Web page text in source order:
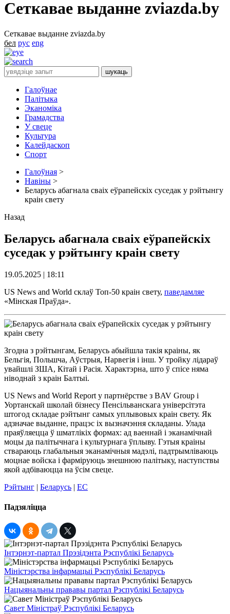
Сеткавае выданне zviazda.by
Сеткавае выданне zviazda.by
бел рус eng
Галоўнае
Палітыка
Эканоміка
Грамадства
У свеце
Культура
Калейдаскоп
Спорт
Галоўная >
Навіны >
Беларусь абагнала сваіх еўрапейскіх суседак у рэйтынгу
краін свету
Назад
Беларусь абагнала сваіх еўрапейскіх
суседак у рэйтынгу краін свету
19.05.2025 | 18:11
US News and World склаў Топ-50 краін свету, паведамляе
«Мінская Праўда».
Згодна з рэйтынгам, Беларусь абыйшла такія краіны, як
Бельгія, Польшча, Аўстрыя, Нарвегія і інш. У тройку лідараў
увайшлі ЗША, Кітай і Расія. Характэрна, што ў спісе няма
ніводнай з краін Балтыі.
US News and World Report у партнёрстве з BAV Group і
Уортанскай школай бізнесу Пенсільванскага універсітэта
штогод складае рэйтынг самых уплывовых краін свету. Як
адзначае выданне, працэс іх вызначэння складаны. Улада
праяўляецца ў шматлікіх формах: ад ваеннай і эканамічнай
моцы да палітычнага і культурнага ўплыву. Гэтыя краіны
ствараюць глабальныя эканамічныя мадэлі, падтрымліваюць
моцнае войска і фарміруюць знешнюю палітыку, наступствы
якой адбіваюцца на ўсім свеце.
Рэйтынг | Беларусь | ЕС
Падзяліцца
Інтэрнэт-партал Прэзідэнта Рэспублікі Беларусь
Міністэрства інфармацыі Рэспублікі Беларусь
Нацыянальны прававы партал Рэспублікі Беларусь
Савет Міністраў Рэспублікі Беларусь